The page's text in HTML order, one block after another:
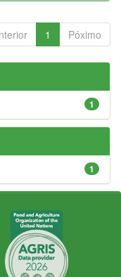
1 Póximo
1
1